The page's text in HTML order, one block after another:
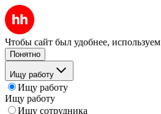
Чтобы сайт был удобнее, используем
Понятно
Ищу работу
Ищу работу
Ищу работу
Ищу сотрудника